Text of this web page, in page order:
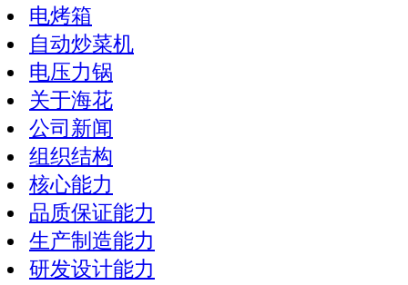
电烤箱
自动炒菜机
电压力锅
关于海花
公司新闻
组织结构
核心能力
品质保证能力
生产制造能力
研发设计能力